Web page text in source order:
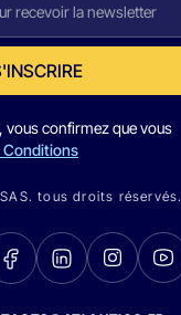
vous confirmez que vous
tous droits réservés.